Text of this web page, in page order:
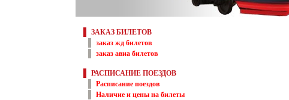
ЗАКАЗ БИЛЕТОВ
заказ жд билетов
заказ авиа билетов
РАСПИСАНИЕ ПОЕЗДОВ
Расписание поездов
Наличие и цены на билеты